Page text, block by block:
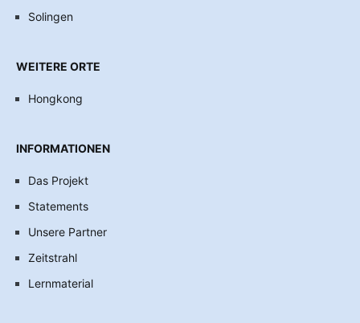
Solingen
WEITERE ORTE
Hongkong
INFORMATIONEN
Das Projekt
Statements
Unsere Partner
Zeitstrahl
Lernmaterial